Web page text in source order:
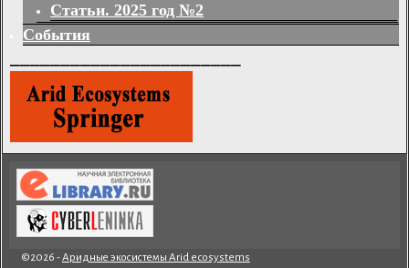
Статьи. 2025 год №2
События
©2026 -Аридные экосистемы Arid ecosystems